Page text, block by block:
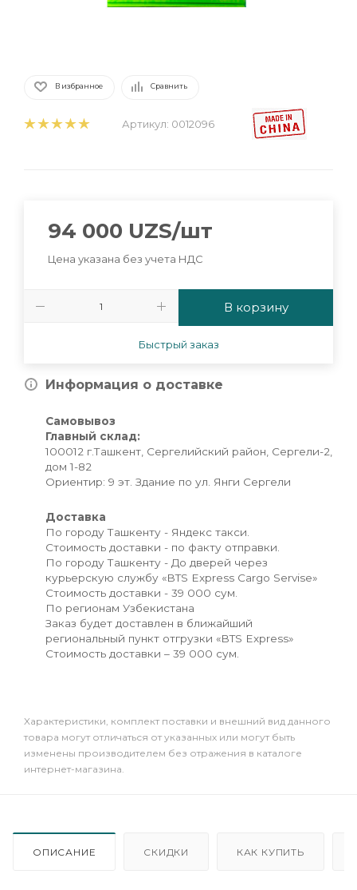
В избранное Сравнить
Артикул: 0012096
94 000 UZS/шт
Цена указана без учета НДС
В корзину
Быстрый заказ
Информация о доставке
Самовывоз
Главный склад:
100012 г.Ташкент, Сергелийский район, Сергели-2,
дом 1-82
Ориентир: 9 эт. Здание по ул. Янги Сергели
Доставка
По городу Ташкенту - Яндекс такси.
Стоимость доставки - по факту отправки.
По городу Ташкенту - До дверей через
курьерскую службу «BTS Express Cargo Servise»
Стоимость доставки - 39 000 сум.
По регионам Узбекистана
Заказ будет доставлен в ближайший
региональный пункт отгрузки «BTS Express»
Стоимость доставки – 39 000 сум.
Xарактеристики, комплект поставки и внешний вид данного
товара могут отличаться от указанных или могут быть
изменены производителем без отражения в каталоге
интернет-магазина.
ОПИСАНИЕ СКИДКИ КАК КУПИТЬ